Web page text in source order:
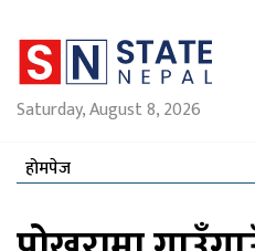
Saturday, August 8, 2026
होमपेज